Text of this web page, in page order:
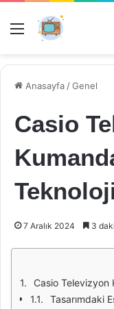
Menü
Anasayfa /Genel
Casio
7 Aralık 2024 3
Casio Televizyon
Tasarımdaki